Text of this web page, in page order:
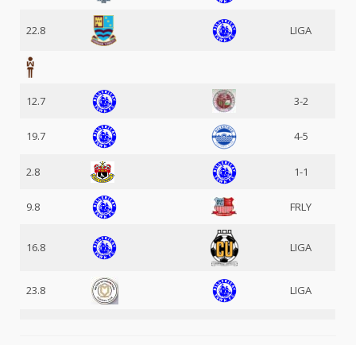
22.8 LIGA
12.7 3-2
19.7 4-5
2.8 1-1
9.8 FRLY
16.8 LIGA
23.8 LIGA